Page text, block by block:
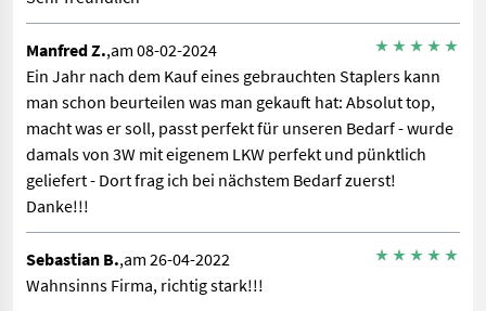
Manfred Z.,am 08-02-2024
Ein Jahr nach dem Kauf eines gebrauchten Staplers kann
man schon beurteilen was man gekauft hat: Absolut top,
macht was er soll, passt perfekt für unseren Bedarf - wurde
damals von 3W mit eigenem LKW perfekt und pünktlich
geliefert - Dort frag ich bei nächstem Bedarf zuerst!
Danke!!!
Sebastian B.,am 26-04-2022
Wahnsinns Firma, richtig stark!!!